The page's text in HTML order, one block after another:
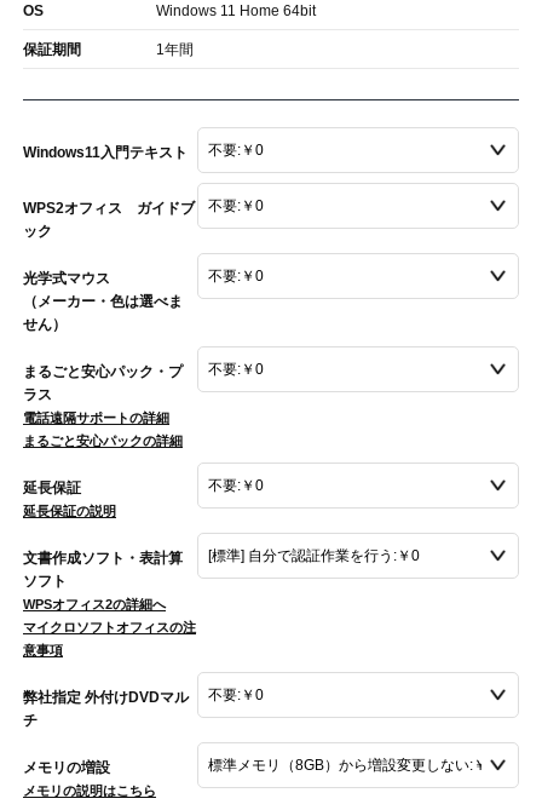
OS Windows 11 Home 64bit
保証期間 1年間
Windows11入門テキスト
WPS2オフィス ガイドブ
ック
光学式マウス
（メーカー・色は選べま
せん）
まるごと安心パック・プ
ラス
電話遠隔サポートの詳細
まるごと安心パックの詳細
延長保証
延長保証の説明
文書作成ソフト・表計算
ソフト
WPSオフィス2の詳細へ
マイクロソフトオフィスの注
意事項
弊社指定 外付けDVDマル
チ
メモリの増設
メモリの説明はこちら